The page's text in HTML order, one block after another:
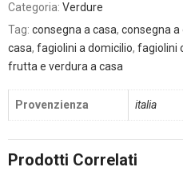
Categoria: Verdure
Tag: consegna a casa, consegna a
casa, fagiolini a domicilio, fagiolini
frutta e verdura a casa
Provenzienza italia
Prodotti Correlati